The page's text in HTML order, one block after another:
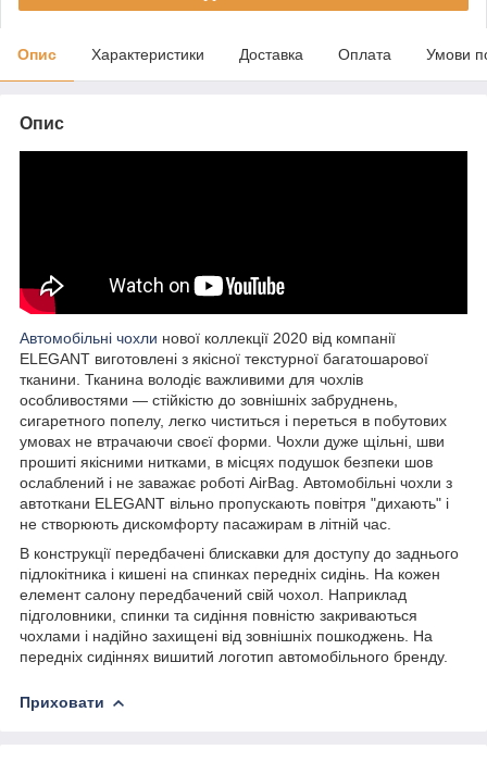
Опис Характеристики Доставка Оплата Умови
Опис
Автомобільні чохли нової коллекції 2020 від компанії
ELEGANT виготовлені з якісної текстурної багатошарової
тканини. Тканина володіє важливими для чохлів
особливостями — стійкістю до зовнішніх забруднень,
сигаретного попелу, легко чиститься і переться в побутових
умовах не втрачаючи своєї форми. Чохли дуже щільні, шви
прошиті якісними нитками, в місцях подушок безпеки шов
ослаблений і не заважає роботі AirBag. Автомобільні чохли з
автоткани ELEGANT вільно пропускають повітря "дихають" і
не створюють дискомфорту пасажирам в літній час.
В конструкції передбачені блискавки для доступу до заднього
підлокітника і кишені на спинках передніх сидінь. На кожен
елемент салону передбачений свій чохол. Наприклад
підголовники, спинки та сидіння повністю закриваються
чохлами і надійно захищені від зовнішніх пошкоджень. На
передніх сидіннях вишитий логотип автомобільного бренду.
Приховати